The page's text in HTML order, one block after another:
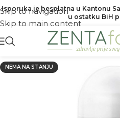
Skip to navigation
Skip to main content
Isporuka je besplatna u Kantonu
u ostatku BiH
NEMA NA STANJU